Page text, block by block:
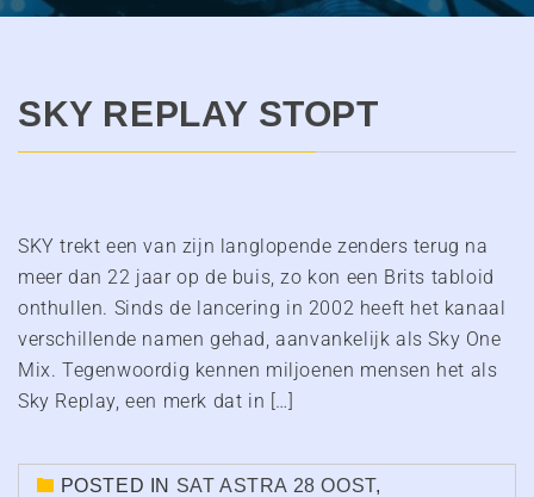
SKY REPLAY STOPT
SKY trekt een van zijn langlopende zenders terug na
meer dan 22 jaar op de buis, zo kon een Brits tabloid
onthullen. Sinds de lancering in 2002 heeft het kanaal
verschillende namen gehad, aanvankelijk als Sky One
Mix. Tegenwoordig kennen miljoenen mensen het als
Sky Replay, een merk dat in […]
POSTED IN SAT ASTRA 28 OOST,